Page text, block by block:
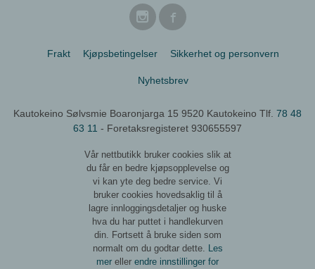
Frakt Kjøpsbetingelser Sikkerhet og personvern
Nyhetsbrev
Kautokeino Sølvsmie Boaronjarga 15 9520 Kautokeino Tlf. 78 48
63 11 - Foretaksregisteret 930655597
Vår nettbutikk bruker cookies slik at
du får en bedre kjøpsopplevelse og
vi kan yte deg bedre service. Vi
bruker cookies hovedsaklig til å
lagre innloggingsdetaljer og huske
hva du har puttet i handlekurven
din. Fortsett å bruke siden som
normalt om du godtar dette. Les
mer eller endre innstillinger for